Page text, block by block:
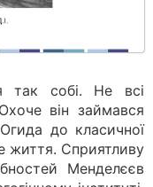
так собі. Не всі
він займався
до класичної
життя. Сприятливу
Менделєєв